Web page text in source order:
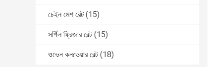
চেইন মেশ বেল্ট (15)
সর্পিল ফ্রিজার বেল্ট (15)
ওভেন কনভেয়ার বেল্ট (18)